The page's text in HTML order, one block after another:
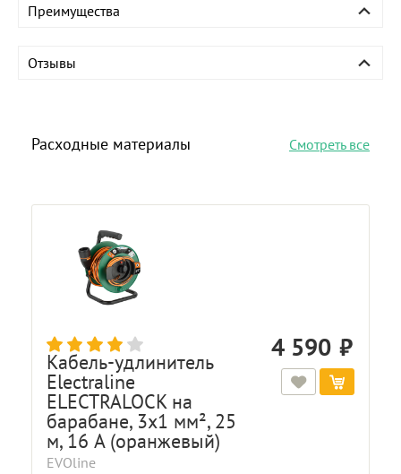
Преимущества
Отзывы
Расходные материалы Смотреть все
Кабель-удлинитель
Electraline
ELECTRALOCK на
барабане, 3x1 мм², 25
м, 16 A (оранжевый)
EVOline
4 590